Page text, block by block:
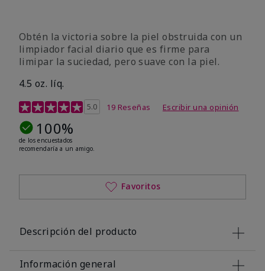
Obtén la victoria sobre la piel obstruida con un
limpiador facial diario que es firme para
limipar la suciedad, pero suave con la piel.
4.5 oz. líq.
Calificación de clientes de 5 de 5
5.0 19 Reseñas Escribir una opinión
100%
de los encuestados
recomendaría a un amigo.
Favoritos
Descripción del producto
Información general